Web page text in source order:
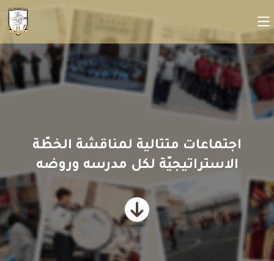
اجتماعات متتالية لمناقشة الخطّة
الاستراتيجيّة لكل مدرسه وروضه